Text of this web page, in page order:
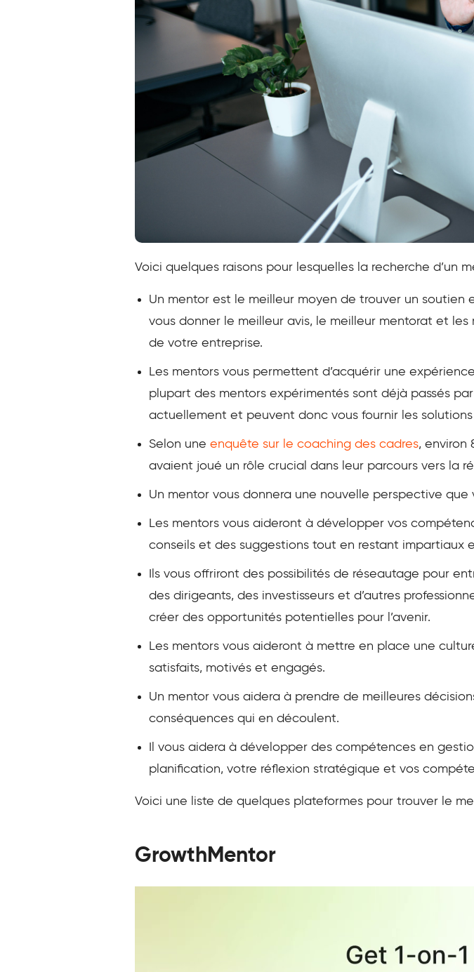
Voici quelques raisons pour lesquelles la recherche d’un
Un mentor est le meilleur moyen de trouver un
vous donner le meilleur avis, le meilleur mentorat et
de votre entreprise.
Les mentors vous permettent d’acquérir une
plupart des mentors expérimentés sont déjà passés
actuellement et peuvent donc vous fournir les
Selon une enquête sur le coaching des cadres, environ
avaient joué un rôle crucial dans leur parcours vers la
Un mentor vous donnera une nouvelle perspective
Les mentors vous aideront à développer vos
conseils et des suggestions tout en restant impartiaux
Ils vous offriront des possibilités de réseautage pour
des dirigeants, des investisseurs et d’autres
créer des opportunités potentielles pour l’avenir.
Les mentors vous aideront à mettre en place une
satisfaits, motivés et engagés.
Un mentor vous aidera à prendre de meilleures
conséquences qui en découlent.
Il vous aidera à développer des compétences en
planification, votre réflexion stratégique et vos
Voici une liste de quelques plateformes pour trouver le
GrowthMentor